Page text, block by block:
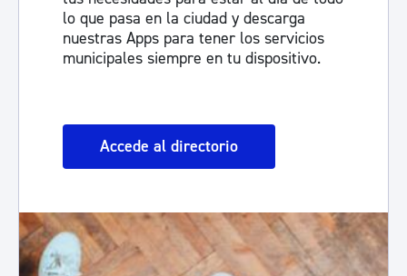
lo que pasa en la ciudad y descarga
nuestras Apps para tener los servicios
municipales siempre en tu dispositivo.
Accede al directorio